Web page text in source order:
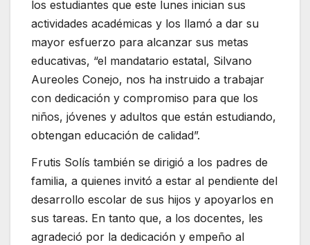
los estudiantes que este lunes inician sus
actividades académicas y los llamó a dar su
mayor esfuerzo para alcanzar sus metas
educativas, “el mandatario estatal, Silvano
Aureoles Conejo, nos ha instruido a trabajar
con dedicación y compromiso para que los
niños, jóvenes y adultos que están estudiando,
obtengan educación de calidad”.
Frutis Solís también se dirigió a los padres de
familia, a quienes invitó a estar al pendiente del
desarrollo escolar de sus hijos y apoyarlos en
sus tareas. En tanto que, a los docentes, les
agradeció por la dedicación y empeño al